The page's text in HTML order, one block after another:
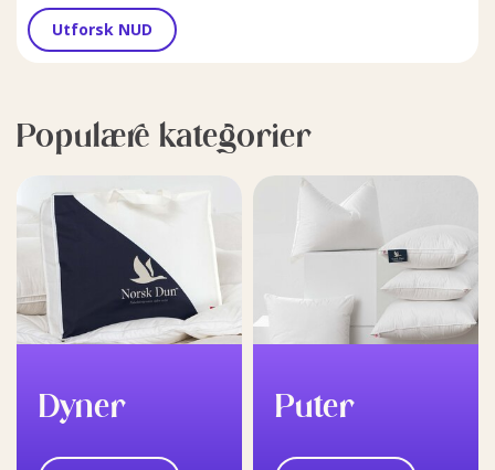
Utforsk NUD
Populære kategorier
Dyner Puter